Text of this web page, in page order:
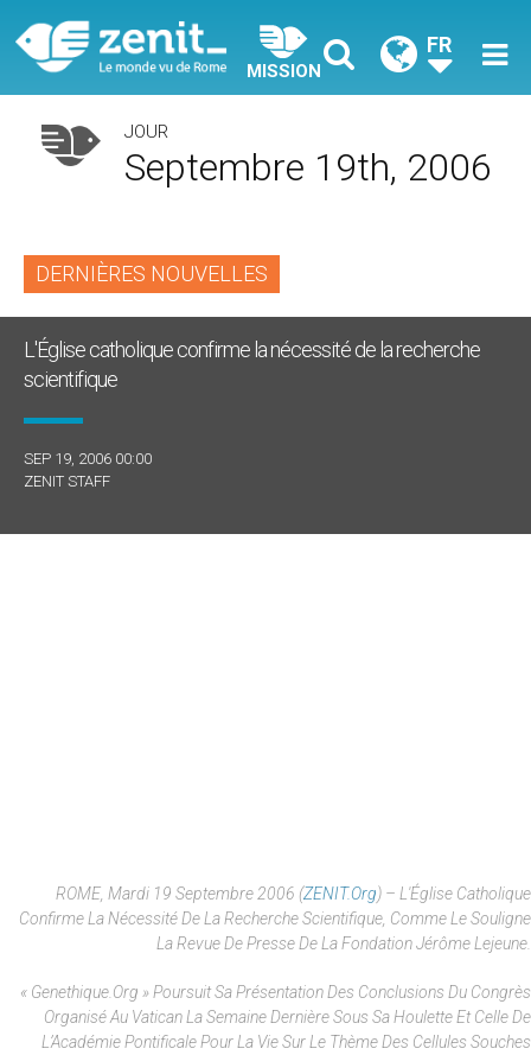
MISSION
FR
JOUR
Septembre 19th, 2006
DERNIÈRES NOUVELLES
L'Église catholique confirme la nécessité de la recherche
scientifique
SEP 19, 2006 00:00
ZENIT STAFF
ROME, Mardi 19 Septembre 2006 (ZENIT.org) – L'Église Catholique
Confirme La Nécessité De La Recherche Scientifique, Comme Le Souligne
La Revue De Presse De La Fondation Jérôme Lejeune.
« Genethique.org » Poursuit Sa Présentation Des Conclusions Du Congrès
Organisé Au Vatican La Semaine Dernière Sous Sa Houlette Et Celle De
L’Académie Pontificale Pour La Vie Sur Le Thème Des Cellules Souches